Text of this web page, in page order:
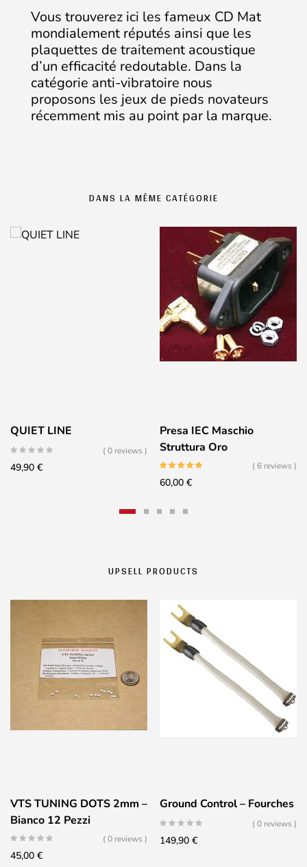
Vous trouverez ici les fameux CD Mat
mondialement réputés ainsi que les
plaquettes de traitement acoustique
d’un efficacité redoutable. Dans la
catégorie anti-vibratoire nous
proposons les jeux de pieds novateurs
récemment mis au point par la marque.
DANS LA MÊME CATÉGORIE
QUIET LINE
( 0 reviews )
49,90 €
Presa IEC Maschio
Struttura Oro
( 6 reviews )
60,00 €
UPSELL PRODUCTS
VTS TUNING DOTS 2mm –
Bianco 12 Pezzi
( 0 reviews )
45,00 €
Ground Control – Fourches
( 0 reviews )
149,90 €